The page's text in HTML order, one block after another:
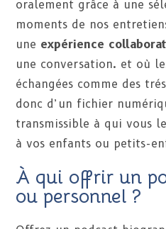
oralement grâce à une
moments de nos
une expérience
une conversation. et où
échangées comme des
donc d’un fichier
transmissible à qui vous
à vos enfants ou petits-
À qui offrir un
ou personnel ?